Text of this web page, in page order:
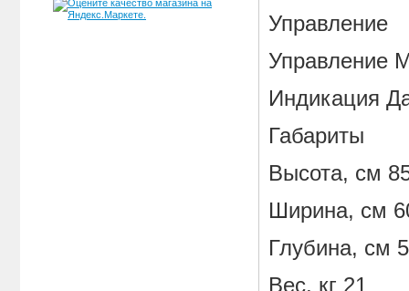
Управление
Управление
Индикация
Габариты
Высота, см
Ширина, см
Глубина, см
Вес, кг 21